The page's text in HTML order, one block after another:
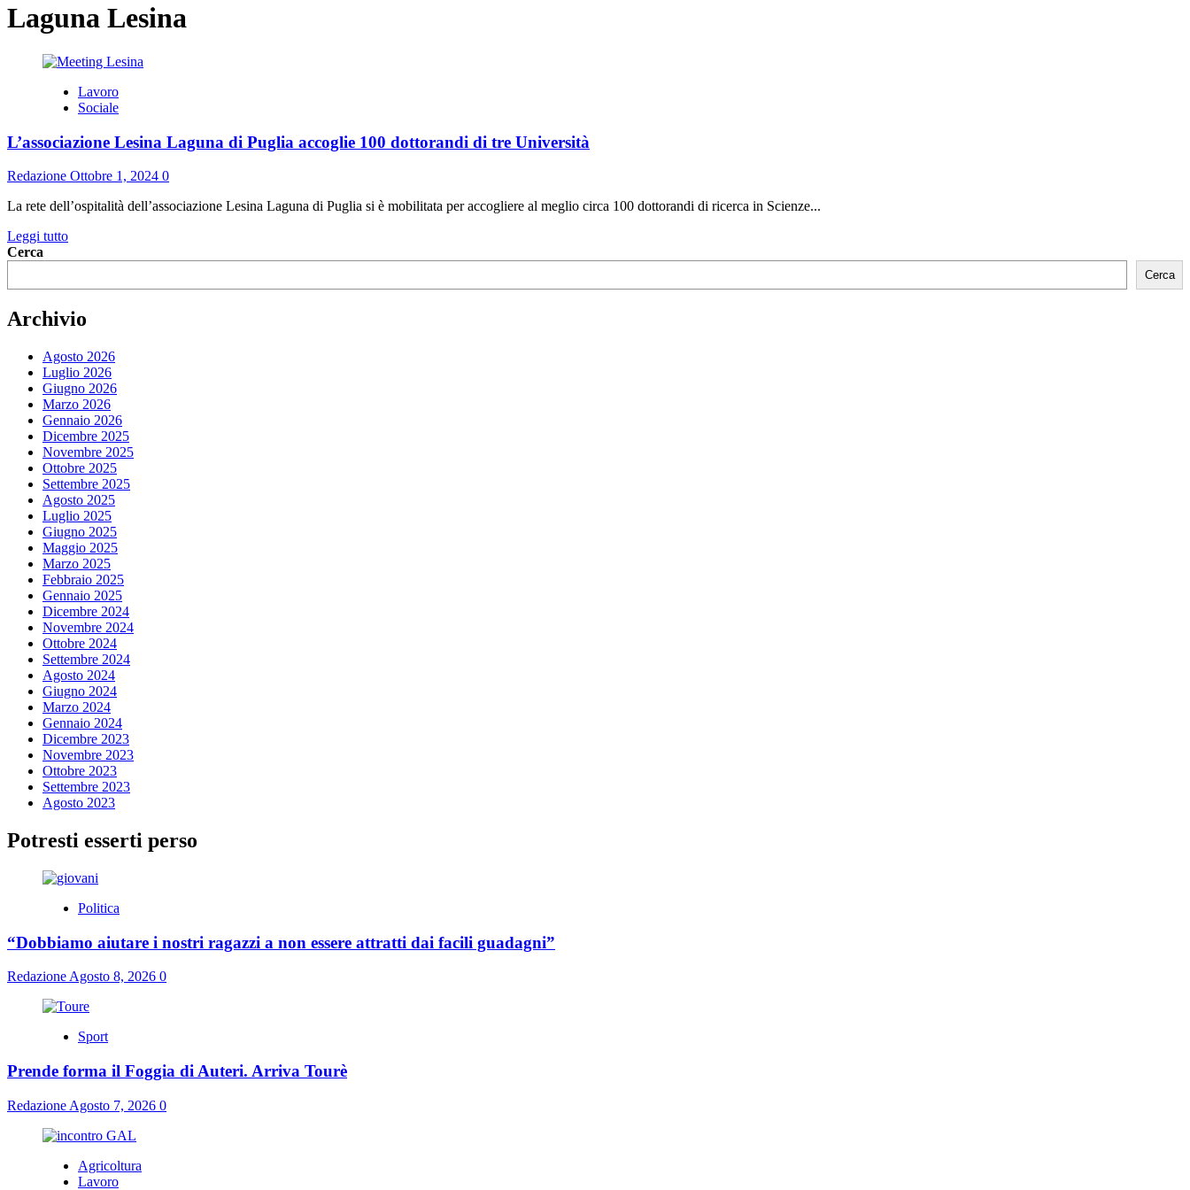
Laguna Lesina
Lavoro
Sociale
L’associazione Lesina Laguna di Puglia accoglie 100 dottorandi di tre Università
Redazione Ottobre 1, 2024 0
La rete dell’ospitalità dell’associazione Lesina Laguna di Puglia si è mobilitata per accogliere al meglio circa 100 dottorandi di ricerca in Scienze...
Leggi tuttoLeggi
Lesina
Laguna
Puglia
accoglie
100
dottorandi
di
tre
Università
Cerca
Cerca
Archivio
Agosto 2026
Luglio 2026
Giugno 2026
Marzo 2026
Gennaio 2026
Dicembre 2025
Novembre 2025
Ottobre 2025
Settembre 2025
Agosto 2025
Luglio 2025
Giugno 2025
Maggio 2025
Marzo 2025
Febbraio 2025
Gennaio 2025
Dicembre 2024
Novembre 2024
Ottobre 2024
Settembre 2024
Agosto 2024
Giugno 2024
Marzo 2024
Gennaio 2024
Dicembre 2023
Novembre 2023
Ottobre 2023
Settembre 2023
Agosto 2023
Potresti esserti perso
Politica
“Dobbiamo aiutare i nostri ragazzi a non essere attratti dai facili guadagni”
Redazione Agosto 8, 2026 0
Sport
Prende forma il Foggia di Auteri. Arriva Tourè
Redazione Agosto 7, 2026 0
Agricoltura
Lavoro